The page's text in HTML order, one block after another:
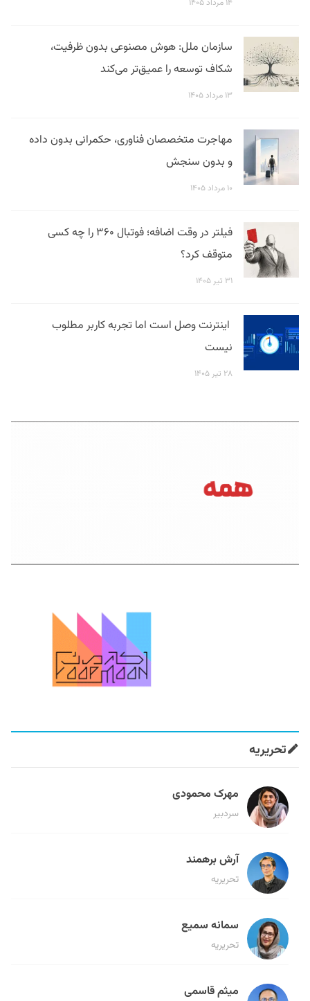
۱۴ مرداد ۱۴۰۵
سازمان ملل: هوش مصنوعی بدون ظرفیت،
شکاف توسعه را عمیق‌تر می‌کند
۱۳ مرداد ۱۴۰۵
مهاجرت متخصصان فناوری، حکمرانی بدون داده
و بدون سنجش
۱۰ مرداد ۱۴۰۵
فیلتر در وقت اضافه؛ فوتبال ۳۶۰ را چه کسی
متوقف کرد؟
۳۱ تیر ۱۴۰۵
اینترنت وصل است اما تجربه کاربر مطلوب
نیست
۲۸ تیر ۱۴۰۵
تحریریه
مهرک محمودی
سردبیر
آرش برهمند
تحریریه
سمانه سمیع
تحریریه
میثم قاسمی